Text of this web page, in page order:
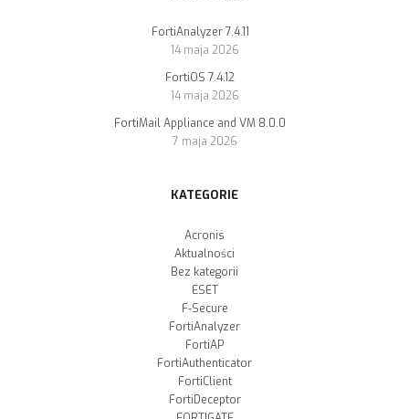
FortiAnalyzer 7.4.11
14 maja 2026
FortiOS 7.4.12
14 maja 2026
FortiMail Appliance and VM 8.0.0
7 maja 2026
KATEGORIE
Acronis
Aktualności
Bez kategorii
ESET
F-Secure
FortiAnalyzer
FortiAP
FortiAuthenticator
FortiClient
FortiDeceptor